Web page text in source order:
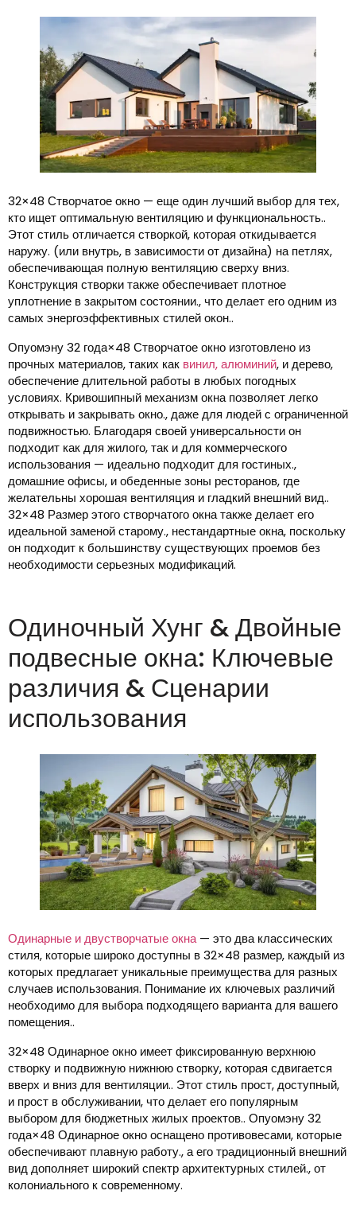
32×48 Створчатое окно — еще один лучший выбор для тех,
кто ищет оптимальную вентиляцию и функциональность..
Этот стиль отличается створкой, которая откидывается
наружу. (или внутрь, в зависимости от дизайна) на петлях,
обеспечивающая полную вентиляцию сверху вниз.
Конструкция створки также обеспечивает плотное
уплотнение в закрытом состоянии., что делает его одним из
самых энергоэффективных стилей окон..
Опуомэну 32 года×48 Створчатое окно изготовлено из
прочных материалов, таких как винил, алюминий, и дерево,
обеспечение длительной работы в любых погодных
условиях. Кривошипный механизм окна позволяет легко
открывать и закрывать окно., даже для людей с ограниченной
подвижностью. Благодаря своей универсальности он
подходит как для жилого, так и для коммерческого
использования — идеально подходит для гостиных.,
домашние офисы, и обеденные зоны ресторанов, где
желательны хорошая вентиляция и гладкий внешний вид..
32×48 Размер этого створчатого окна также делает его
идеальной заменой старому., нестандартные окна, поскольку
он подходит к большинству существующих проемов без
необходимости серьезных модификаций.
Одиночный Хунг & Двойные
подвесные окна: Ключевые
различия & Сценарии
использования
Одинарные и двустворчатые окна— это два классических
стиля, которые широко доступны в 32×48 размер, каждый из
которых предлагает уникальные преимущества для разных
случаев использования. Понимание их ключевых различий
необходимо для выбора подходящего варианта для вашего
помещения..
32×48 Одинарное окно имеет фиксированную верхнюю
створку и подвижную нижнюю створку, которая сдвигается
вверх и вниз для вентиляции.. Этот стиль прост, доступный,
и прост в обслуживании, что делает его популярным
выбором для бюджетных жилых проектов.. Опуомэну 32
года×48 Одинарное окно оснащено противовесами, которые
обеспечивают плавную работу., а его традиционный внешний
вид дополняет широкий спектр архитектурных стилей., от
колониального к современному.